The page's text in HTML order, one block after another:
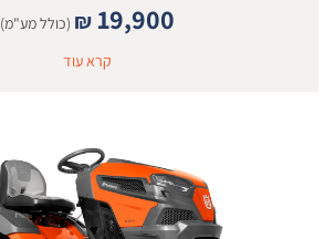
₪ 19,900
(כולל מע"מ)
קרא עוד